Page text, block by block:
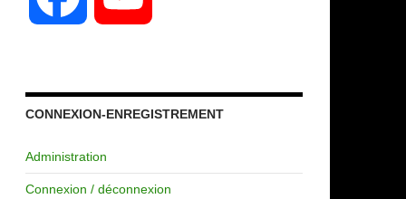
c u
CONNEXION-ENREGISTREMENT
Administration
Connexion / déconnexion